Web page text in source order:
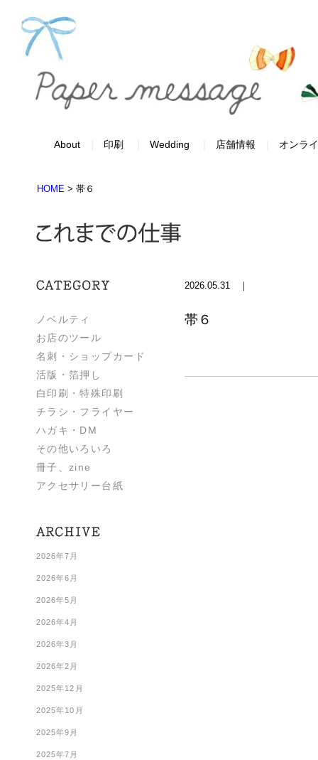
About 印刷 Wedding 店舗情報 オンラ
HOME > 帯６
ノベルティ
お店のツール
名刺・ショップカード
活版・箔押し
白印刷・特殊印刷
チラシ・フライヤー
ハガキ・DM
その他いろいろ
冊子、zine
アクセサリー台紙
2026年7月
2026年6月
2026年5月
2026年4月
2026年3月
2026年2月
2025年12月
2025年10月
2025年9月
2025年7月
2026.05.31 ｜
帯６